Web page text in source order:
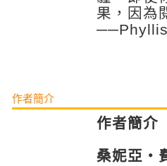
果，因為
──Phyllis
作者簡介
作者簡介
桑妮亞